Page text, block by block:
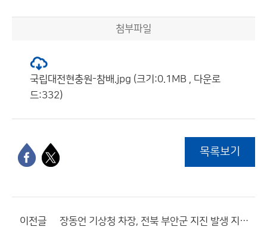
첨부파일
국립대전현충원-참배.jpg (크기:0.1MB , 다운로
드:332)
목록보기
이전글 장동언 기상청 차장, 전북 부안군 지진 발생 지역 현장 방문